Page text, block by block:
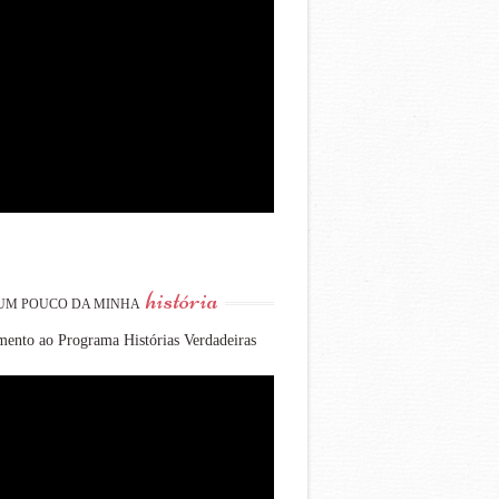
POUCO DA MINHA história
ao Programa Histórias Verdadeiras